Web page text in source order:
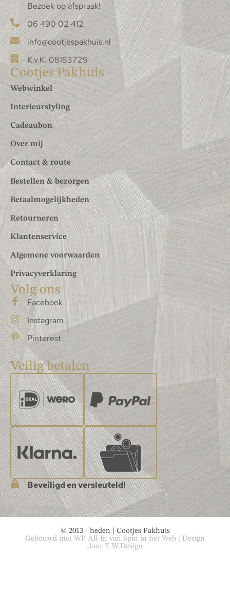
Bezoek op afspraak!
06 490 02 412
info@cootjespakhuis.nl
K.v.K. 08183729
Cootjes Pakhuis
Webwinkel
Interieurstyling
Cadeaubon
Over mij
Contact & route
Bestellen & bezorgen
Betaalmogelijkheden
Retourneren
Klantenservice
Algemene voorwaarden
Privacyverklaring
Volg ons
Facebook
Instagram
Pinterest
Veilig betalen
Beveiligd en versleuteld!
© 2013 - heden | Cootjes Pakhuis
Gebouwd met WP All-In van Spin in het Web | Design
door E.W.Design